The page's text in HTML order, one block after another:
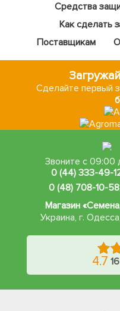
Средства
Как сделать
Поставщикам
Сделайте первый
Звоните с 09:00
0 (44) 333-49-
0 (48) 708-10-58
Магазин
Украина, г. Одесса
4.7